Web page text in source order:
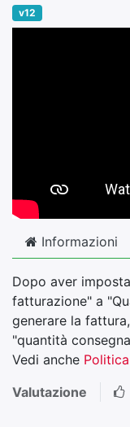
v12
Informazioni
Dopo aver
fatturazione" a
generare la
"quantità
Vedi anche
Valutazione